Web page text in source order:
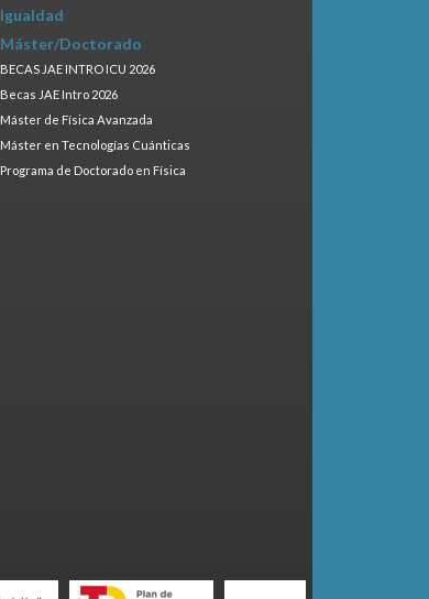
Igualdad
Máster/Doctorado
BECAS JAE INTRO ICU 2026
Becas JAE Intro 2026
Máster de Física Avanzada
Máster en Tecnologías Cuánticas
Programa de Doctorado en Física